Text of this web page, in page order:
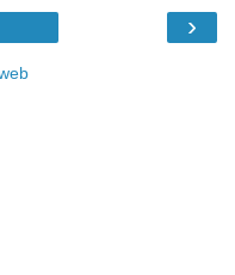
›